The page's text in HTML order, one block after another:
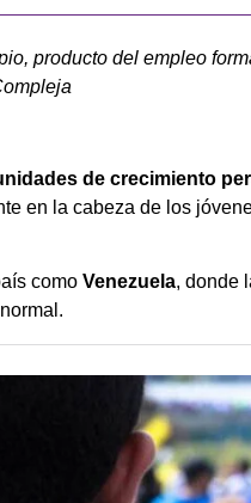
producto del empleo
de crecimiento
en la cabeza de los
como Venezuela, donde